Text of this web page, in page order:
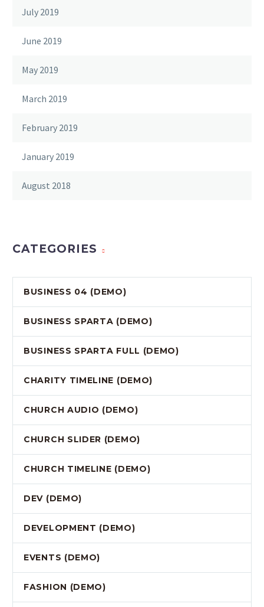
July 2019
June 2019
May 2019
March 2019
February 2019
January 2019
August 2018
CATEGORIES
BUSINESS 04 (DEMO)
BUSINESS SPARTA (DEMO)
BUSINESS SPARTA FULL (DEMO)
CHARITY TIMELINE (DEMO)
CHURCH AUDIO (DEMO)
CHURCH SLIDER (DEMO)
CHURCH TIMELINE (DEMO)
DEV (DEMO)
DEVELOPMENT (DEMO)
EVENTS (DEMO)
FASHION (DEMO)